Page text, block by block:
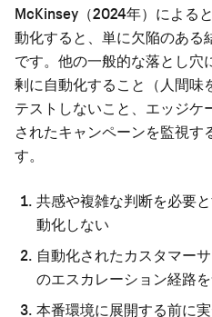
McKinsey（2024年）による
動化すると、単に欠陥のある
です。他の一般的な落とし穴
剰に自動化すること（人間味
テストしないこと、エッジケ
されたキャンペーンを監視す
す。
共感や複雑な判断を必要
動化しない
自動化されたカスタマー
のエスカレーション経路
本番環境に展開する前に